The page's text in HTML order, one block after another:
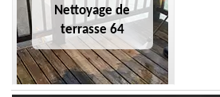
Nettoyage de
terrasse 64